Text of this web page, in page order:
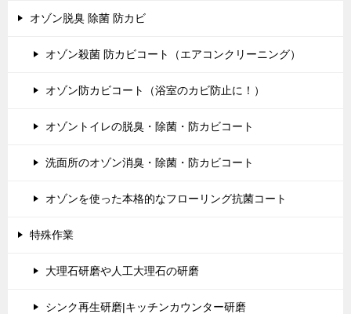
オゾン脱臭 除菌 防カビ
オゾン殺菌 防カビコート（エアコンクリーニング）
オゾン防カビコート（浴室のカビ防止に！）
オゾントイレの脱臭・除菌・防カビコート
洗面所のオゾン消臭・除菌・防カビコート
オゾンを使った本格的なフローリング抗菌コート
特殊作業
大理石研磨や人工大理石の研磨
シンク再生研磨|キッチンカウンター研磨